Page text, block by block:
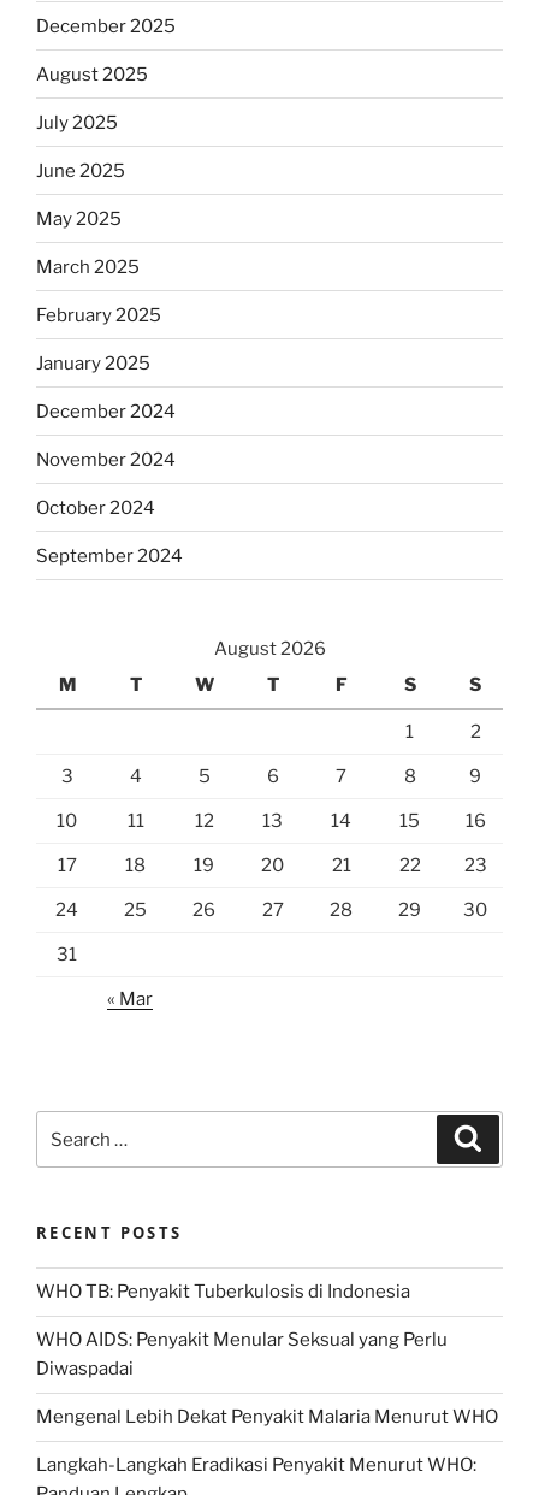
December 2025
August 2025
July 2025
June 2025
May 2025
March 2025
February 2025
January 2025
December 2024
November 2024
October 2024
September 2024
August 2026
M
T W T F S S
1 2
3 4 5 6 7 8 9
10 11 12 13 14 15 16
17 18 19 20 21 22 23
24 25 26 27 28 29 30
31
« Mar
for:
RECENT POSTS
WHO TB: Penyakit Tuberkulosis di Indonesia
WHO AIDS: Penyakit Menular Seksual yang Perlu
Diwaspadai
Mengenal Lebih Dekat Penyakit Malaria Menurut WHO
Langkah-Langkah Eradikasi Penyakit Menurut WHO: